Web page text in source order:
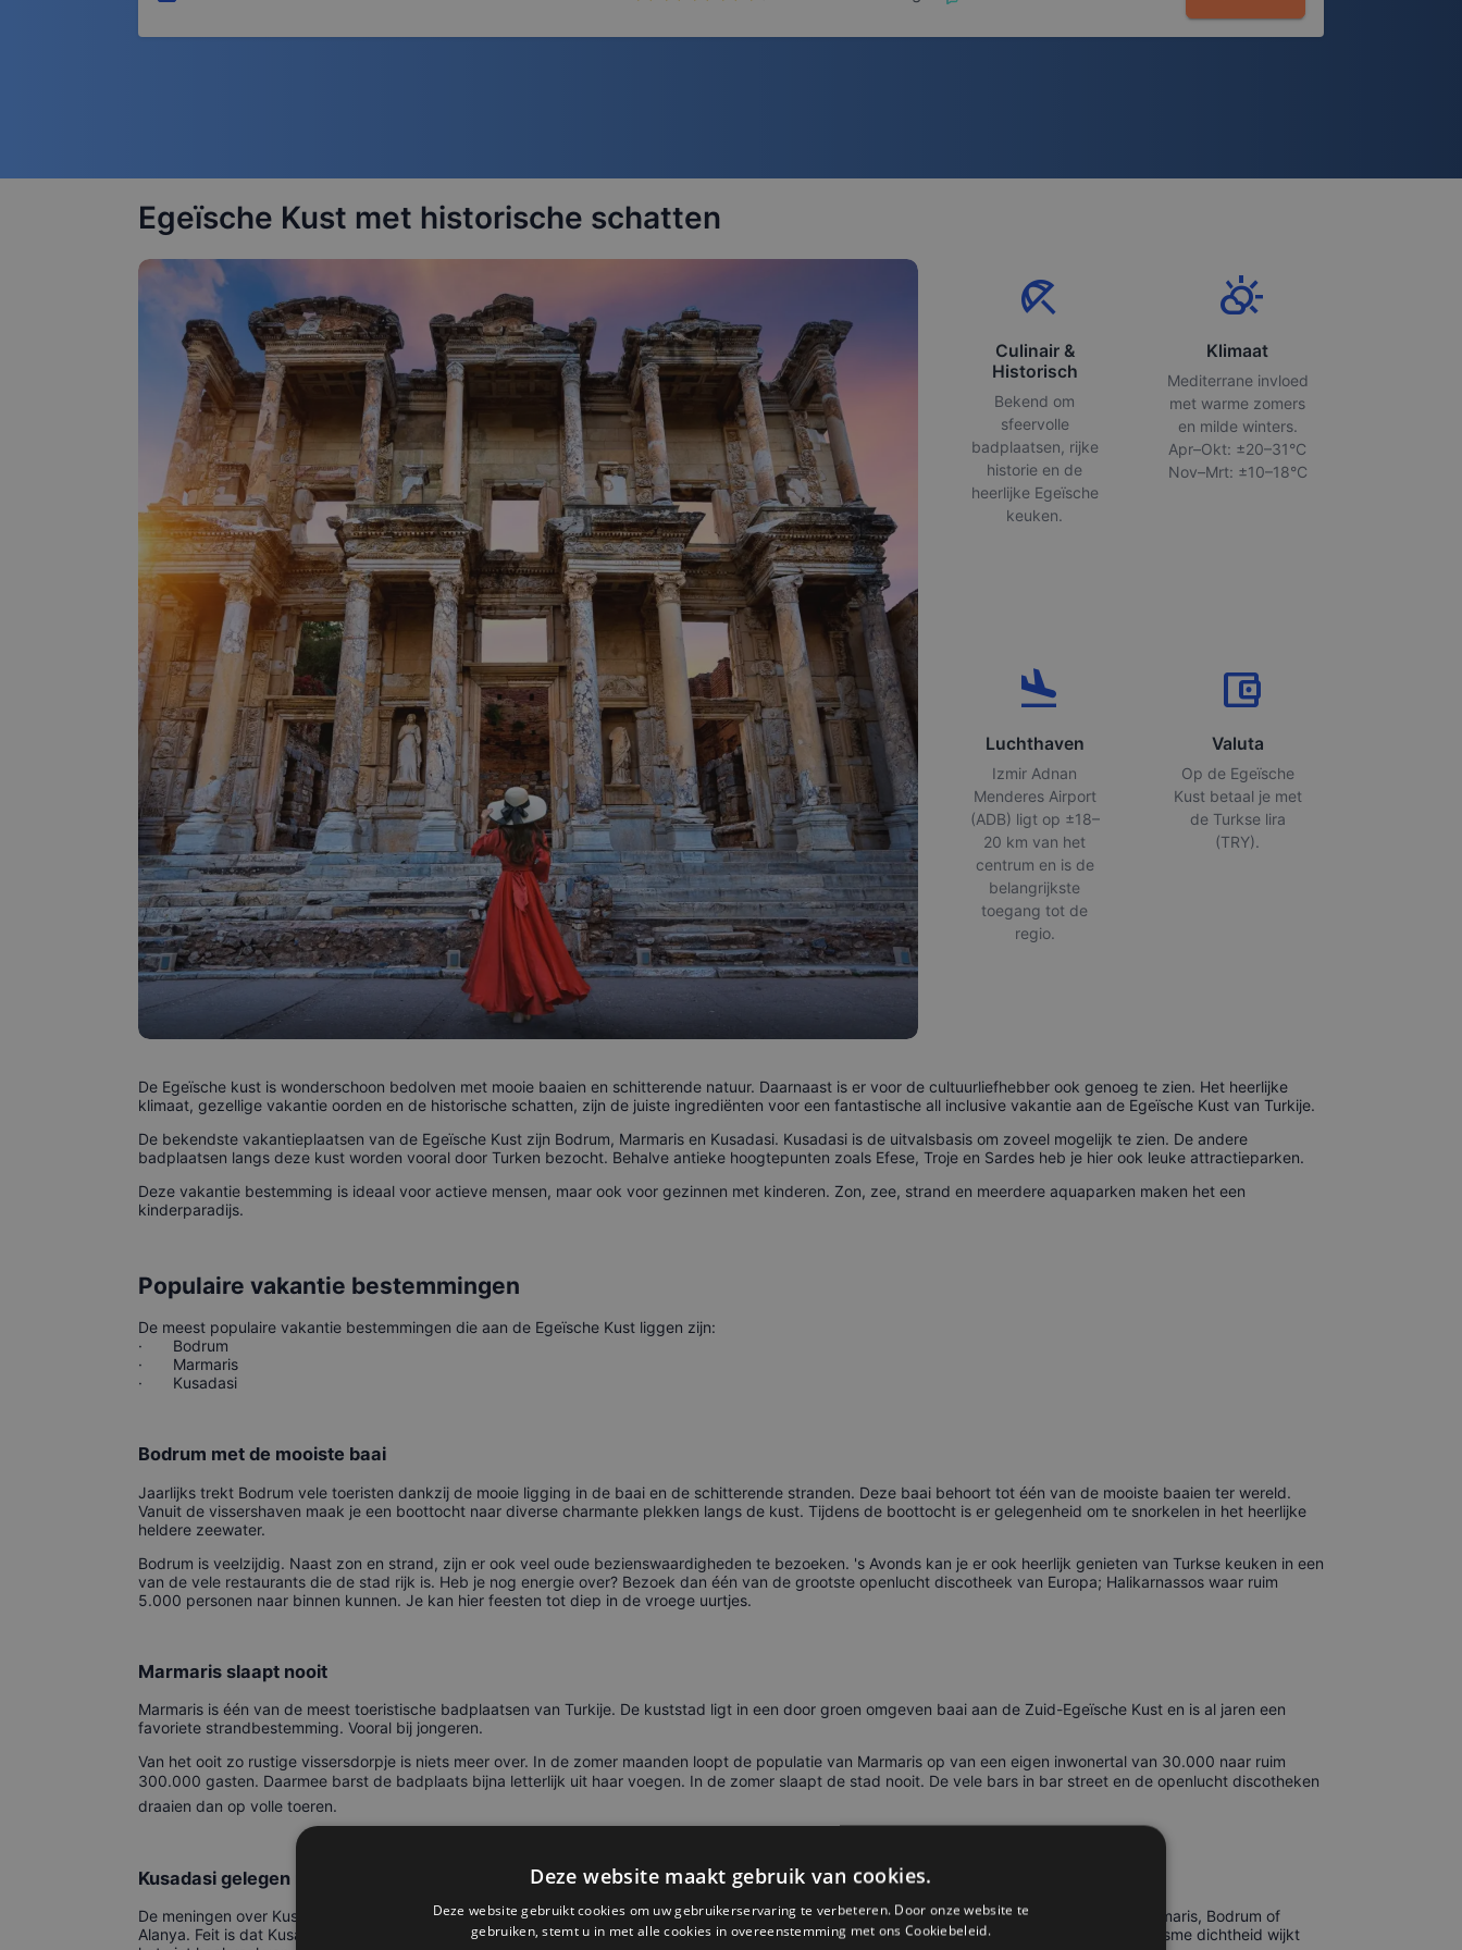
Egeïsche Kust met historische schatten
beach_access
Culinair &
Historisch
Bekend om
sfeervolle
badplaatsen, rijke
historie en de
heerlijke Egeïsche
keuken.
partly_cloudy_day
Klimaat
Mediterrane invloed
met warme zomers
en milde winters.
Apr–Okt: ±20–31°C
Nov–Mrt: ±10–18°C
flight_land
Luchthaven
Izmir Adnan
Menderes Airport
(ADB) ligt op ±18–
20 km van het
centrum en is de
belangrijkste
toegang tot de
regio.
account_balance_wallet
Valuta
Op de Egeïsche
Kust betaal je met
de Turkse lira
(TRY).
De Egeïsche kust is wonderschoon bedolven met mooie baaien en schitterende natuur. Daarnaast is er voor de cultuurliefhebber ook genoeg te zien. Het heerlijke
klimaat, gezellige vakantie oorden en de historische schatten, zijn de juiste ingrediënten voor een fantastische all inclusive vakantie aan de Egeïsche Kust van Turkije.
De bekendste vakantieplaatsen van de Egeïsche Kust zijn Bodrum, Marmaris en Kusadasi. Kusadasi is de uitvalsbasis om zoveel mogelijk te zien. De andere
badplaatsen langs deze kust worden vooral door Turken bezocht. Behalve antieke hoogtepunten zoals Efese, Troje en Sardes heb je hier ook leuke attractieparken.
Deze vakantie bestemming is ideaal voor actieve mensen, maar ook voor gezinnen met kinderen. Zon, zee, strand en meerdere aquaparken maken het een
kinderparadijs.
Populaire vakantie bestemmingen
De meest populaire vakantie bestemmingen die aan de Egeïsche Kust liggen zijn:
·
Bodrum
·
Marmaris
·
Kusadasi
Bodrum met de mooiste baai
Jaarlijks trekt Bodrum vele toeristen dankzij de mooie ligging in de baai en de schitterende stranden. Deze baai behoort tot één van de mooiste baaien ter wereld.
Vanuit de vissershaven maak je een boottocht naar diverse charmante plekken langs de kust. Tijdens de boottocht is er gelegenheid om te snorkelen in het heerlijke
heldere zeewater.
Bodrum is veelzijdig. Naast zon en strand, zijn er ook veel oude bezienswaardigheden te bezoeken. 's Avonds kan je er ook heerlijk genieten van Turkse keuken in een
van de vele restaurants die de stad rijk is. Heb je nog energie over? Bezoek dan één van de grootste openlucht discotheek van Europa; Halikarnassos waar ruim
5.000 personen naar binnen kunnen. Je kan hier feesten tot diep in de vroege uurtjes.
Marmaris slaapt nooit
Marmaris is één van de meest toeristische badplaatsen van Turkije. De kuststad ligt in een door groen omgeven baai aan de Zuid-Egeïsche Kust en is al jaren een
favoriete strandbestemming. Vooral bij jongeren.
Van het ooit zo rustige vissersdorpje is niets meer over. In de zomer maanden loopt de populatie van Marmaris op van een eigen inwonertal van 30.000 naar ruim
300.000 gasten. Daarmee barst de badplaats bijna letterlijk uit haar voegen. In de zomer slaapt de stad nooit. De vele bars in bar street en de openlucht discotheken
draaien dan op volle toeren.
Kusadasi gelegen nabij Efeze
De meningen over Kusadasi zijn verdeeld onder de toeristen. De een vind het veel te druk, de ander noemt het een gezellig alternatief voor Marmaris, Bodrum of
Alanya. Feit is dat Kusadasi qua grootte ergens tussen het enerzijds grotere Alanya en Bodrum en het anderzijds kleinere Marmaris zit. Qua toerisme dichtheid wijkt
Deze website maakt gebruik van cookies.
Deze website gebruikt cookies om uw gebruikerservaring te verbeteren. Door onze website te
gebruiken, stemt u in met alle cookies in overeenstemming met ons Cookiebeleid.